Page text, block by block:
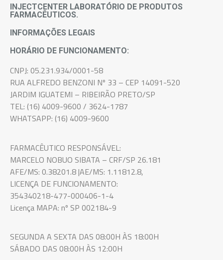
INJECTCENTER LABORATÓRIO DE PRODUTOS
FARMACÊUTICOS.
INFORMAÇÕES LEGAIS
HORÁRIO DE FUNCIONAMENTO:
CNPJ: 05.231.934/0001-58
RUA ALFREDO BENZONI Nº 33 – CEP 14091-520
JARDIM IGUATEMI – RIBEIRÃO PRETO/SP
TEL: (16) 4009-9600 / 3624-1787
WHATSAPP: (16) 4009-9600
FARMACÊUTICO RESPONSÁVEL:
MARCELO NOBUO SIBATA – CRF/SP 26.181
AFE/MS: 0.38201.8 |AE/MS: 1.11812.8,
LICENÇA DE FUNCIONAMENTO:
354340218-477-000406-1-4
Licença MAPA: nº SP 002184-9
SEGUNDA A SEXTA DAS 08:00H ÀS 18:00H
SÁBADO DAS 08:00H ÀS 12:00H